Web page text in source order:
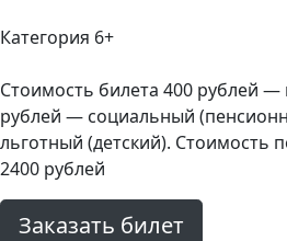
Категория 6+
Стоимость билета 400 рублей
рублей — социальный
льготный (детский). Стоимость
2400 рублей
Заказать билет